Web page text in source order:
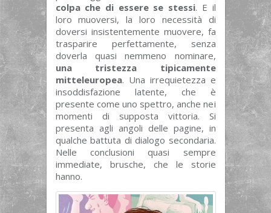
colpa che di essere se stessi. E il
loro muoversi, la loro necessità di
doversi insistentemente muovere, fa
trasparire perfettamente, senza
doverla quasi nemmeno nominare,
una tristezza tipicamente
mitteleuropea. Una irrequietezza e
insoddisfazione latente, che è
presente come uno spettro, anche nei
momenti di supposta vittoria. Si
presenta agli angoli delle pagine, in
qualche battuta di dialogo secondaria.
Nelle conclusioni quasi sempre
immediate, brusche, che le storie
hanno.